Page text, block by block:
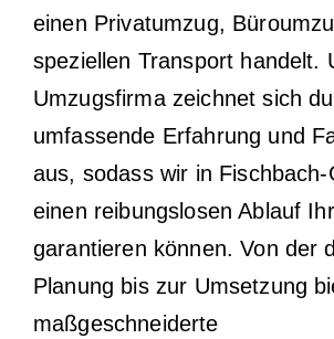
einen Privatumzug,
speziellen Transport handelt.
Umzugsfirma zeichnet sich
umfassende Erfahrung und
aus, sodass wir in Fischbach-
einen reibungslosen Ablauf
garantieren können. Von der
Planung bis zur Umsetzung
maßgeschneiderte